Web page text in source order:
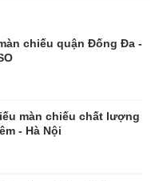
chiếu quận Đống Đa -
màn chiếu chất lượng
- Hà Nội